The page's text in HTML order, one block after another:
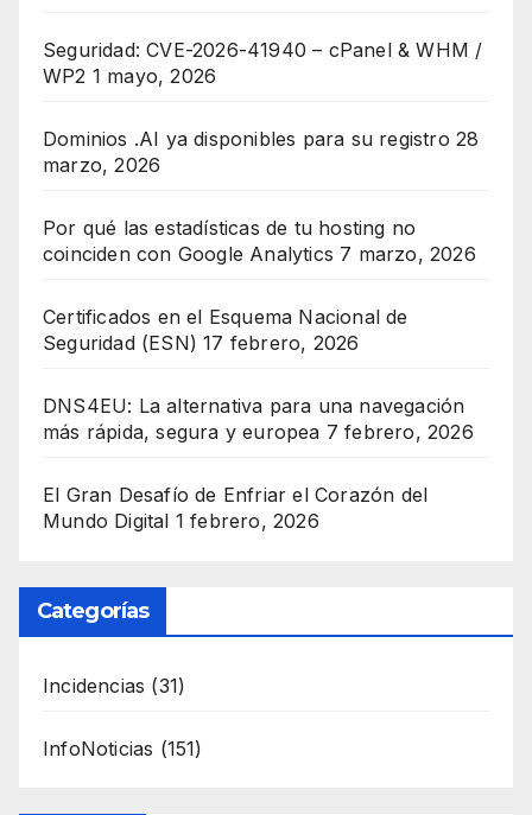
Seguridad: CVE-2026-41940 – cPanel & WHM /
WP2 1 mayo, 2026
Dominios .AI ya disponibles para su registro 28
marzo, 2026
Por qué las estadísticas de tu hosting no
coinciden con Google Analytics 7 marzo, 2026
Certificados en el Esquema Nacional de
Seguridad (ESN) 17 febrero, 2026
DNS4EU: La alternativa para una navegación
más rápida, segura y europea 7 febrero, 2026
El Gran Desafío de Enfriar el Corazón del
Mundo Digital 1 febrero, 2026
Categorías
Incidencias (31)
InfoNoticias (151)